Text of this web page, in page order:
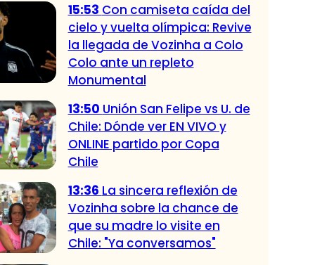
15:53 Con camiseta caída del
cielo y vuelta olímpica: Revive
la llegada de Vozinha a Colo
Colo ante un repleto
Monumental
13:50 Unión San Felipe vs U. de
Chile: Dónde ver EN VIVO y
ONLINE partido por Copa
Chile
13:36 La sincera reflexión de
Vozinha sobre la chance de
que su madre lo visite en
Chile: "Ya conversamos"